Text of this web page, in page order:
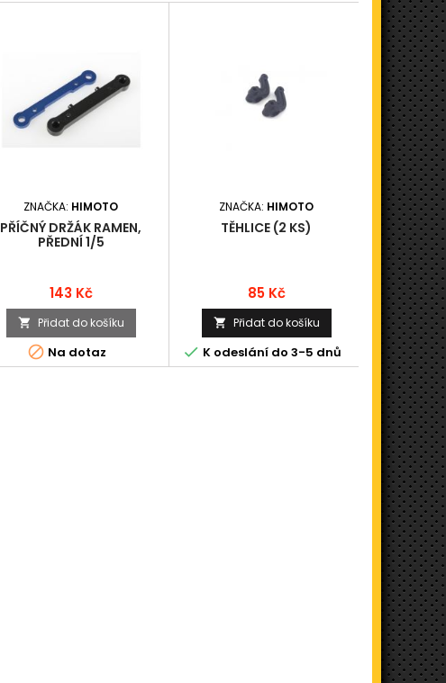
ZNAČKA: HIMOTO
PŘÍČNÝ DRŽÁK RAMEN,
PŘEDNÍ 1/5
Cena
143 Kč
 Přidat do košíku
 Na dotaz
ZNAČKA: HIMOTO
TĚHLICE (2 KS)
Cena
85 Kč
 Přidat do košíku
 K odeslání do 3-5 dnů

